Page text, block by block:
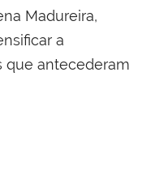
Madureira,
a
que antecederam